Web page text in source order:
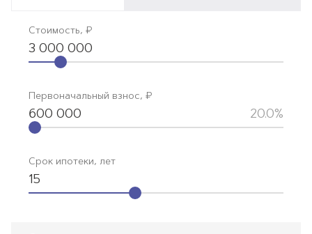
Стоимость, ₽
3 000 000
Первоначальный взнос, ₽
600 000 20.0%
Срок ипотеки, лет
15